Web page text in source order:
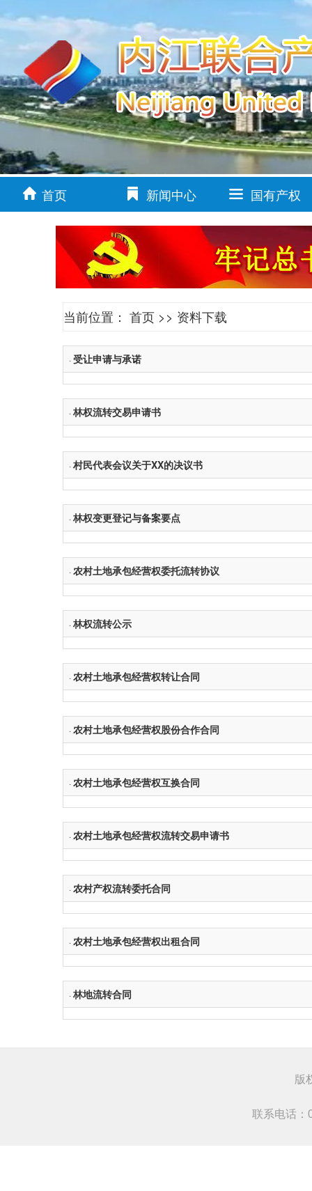
首页 新闻中心 国有产权
当前位置： 首页 >> 资料下载
·受让申请与承诺
·林权流转交易申请书
·村民代表会议关于XX的决议书
·林权变更登记与备案要点
·农村土地承包经营权委托流转协议
·林权流转公示
·农村土地承包经营权转让合同
·农村土地承包经营权股份合作合同
·农村土地承包经营权互换合同
·农村土地承包经营权流转交易申请书
·农村产权流转委托合同
·农村土地承包经营权出租合同
·林地流转合同
版
联系电话